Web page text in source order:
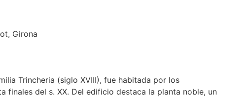
Girona
Trincheria (siglo XVIII), fue habitada por los
finales del s. XX. Del edificio destaca la planta noble, un